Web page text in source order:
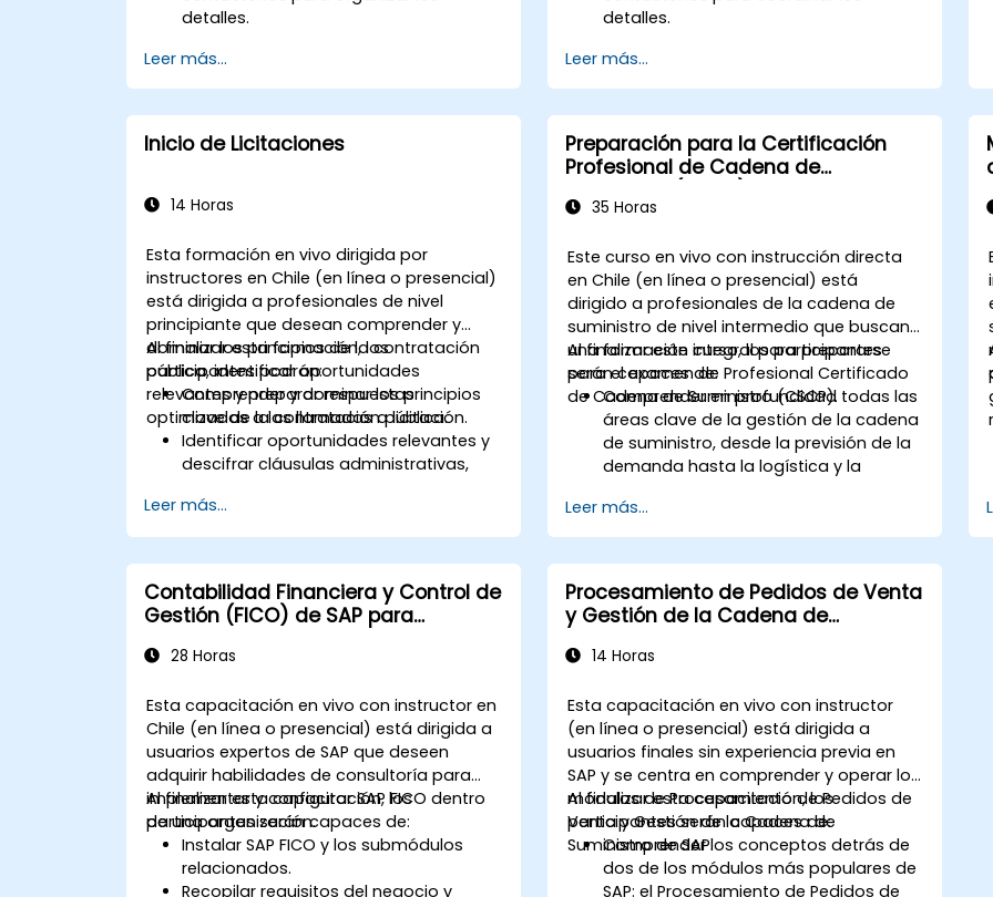
detalles.
Leer más...
detalles.
Leer más...
Inicio de Licitaciones
14 Horas
Esta formación en vivo dirigida por
instructores en Chile (en línea o presencial)
está dirigida a profesionales de nivel
principiante que desean comprender y
dominar los principios de la contratación
pública, identificar oportunidades
relevantes y preparar respuestas
optimizadas a las llamadas a licitación.
Al finalizar esta formación, los
participantes podrán:
Comprender y dominar los principios
clave de la contratación pública.
Identificar oportunidades relevantes y
descifrar cláusulas administrativas,
Redactar y presentar respuestas
completas y optimizadas que
compradores públicos.
Leer más...
Preparación para la Certificación
Profesional de Cadena de
35 Horas
Este curso en vivo con instrucción directa
en Chile (en línea o presencial) está
dirigido a profesionales de la cadena de
suministro de nivel intermedio que buscan
una formación integral para prepararse
para el examen de Profesional Certificado
de Cadena de Suministro (CSCP).
Al finalizar este curso, los participantes
serán capaces de:
Comprender en profundidad todas las
áreas clave de la gestión de la cadena
de suministro, desde la previsión de la
demanda hasta la logística y la
Prepararse para el examen de
Profesional Certificado de Cadena de
Suministro (CSCP) a través de
materiales de estudio especializados,
exámenes de práctica y sesiones de
repaso.
Aplicar los principios y las mejores
de suministro en escenarios del
mundo real, mejorando la eficiencia y
la eficacia operativa.
Aprender a identificar, evaluar y mitigar
los riesgos de la cadena de suministro
para garantizar la continuidad y la
resiliencia del negocio.
Gestionar cadenas de suministro
globales, incluidas la logística
Leer más...
Contabilidad Financiera y Control de
Gestión (FICO) de SAP para
28 Horas
Esta capacitación en vivo con instructor en
Chile (en línea o presencial) está dirigida a
usuarios expertos de SAP que deseen
adquirir habilidades de consultoría para
implementar y configurar SAP FICO dentro
de una organización.
Al finalizar esta capacitación, los
participantes serán capaces de:
Instalar SAP FICO y los submódulos
relacionados.
Recopilar requisitos del negocio y
Procesamiento de Pedidos de Venta
y Gestión de la Cadena de
14 Horas
Esta capacitación en vivo con instructor
(en línea o presencial) está dirigida a
usuarios finales sin experiencia previa en
SAP y se centra en comprender y operar los
módulos de Procesamiento de Pedidos de
Venta y Gestión de la Cadena de
Suministro de SAP.
Al finalizar esta capacitación, los
participantes serán capaces de:
Comprender los conceptos detrás de
dos de los módulos más populares de
SAP: el Procesamiento de Pedidos de